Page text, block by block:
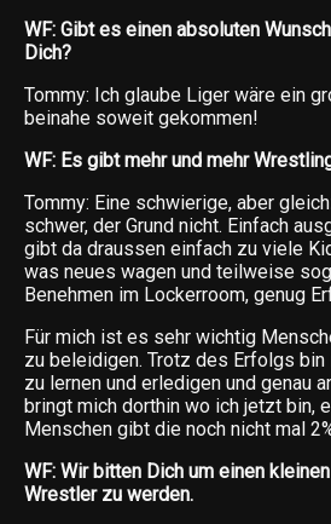
WF: Gibt es einen absoluten
Dich?
Tommy: Ich glaube Liger wäre ein
beinahe soweit gekommen!
WF: Es gibt mehr und mehr
Tommy: Eine schwierige, aber
schwer, der Grund nicht. Einfach
gibt da draussen einfach zu viele
was neues wagen und teilweise
Benehmen im Lockerroom, genug
Für mich ist es sehr wichtig
zu beleidigen. Trotz des Erfolgs
zu lernen und erledigen und genau
bringt mich dorthin wo ich jetzt bin,
Menschen gibt die noch nicht mal
WF: Wir bitten Dich um einen
Wrestler zu werden.